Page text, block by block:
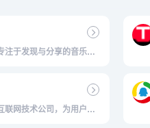
注于发现与分享的音乐产
联网技术公司，为用户提